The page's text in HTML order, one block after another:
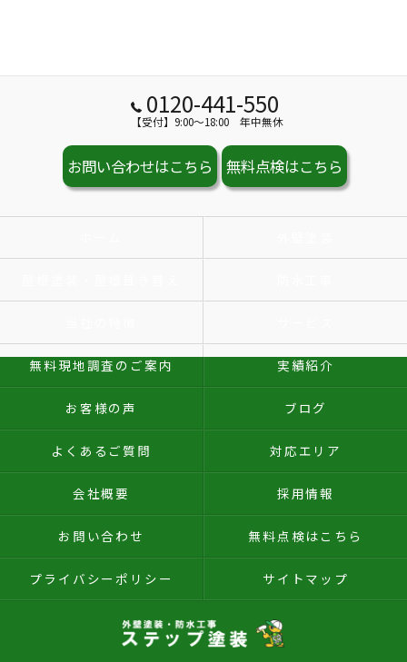
0120-441-550
【受付】9:00～18:00 年中無休
お問い合わせはこちら 無料点検はこちら
無料現地調査のご案内 実績紹介
お客様の声 ブログ
よくあるご質問 対応エリア
会社概要 採用情報
お問い合わせ 無料点検はこちら
プライバシーポリシー サイトマップ